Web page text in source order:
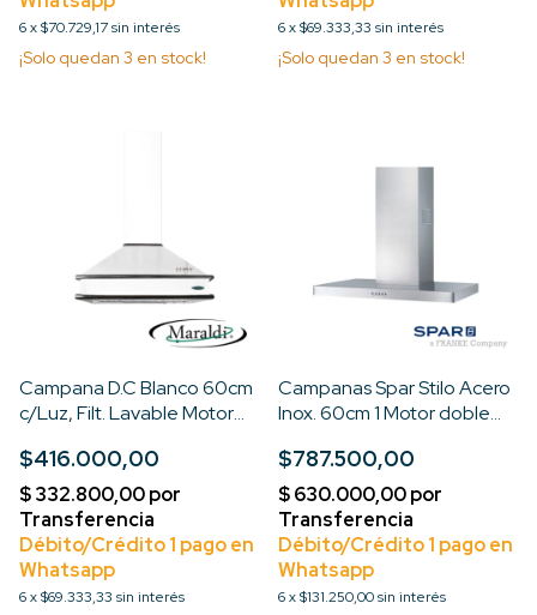
6x$70.729,17sin interés
¡Solo quedan 3 en stock!
6x$69.333,33 sin interés
¡Solo quedan 3 en stock!
Campana D.C Blanco 60cm
c/Luz, Filt. Lavable Motor
$416.000,00
6x$69.333,33 sin interés
Campanas Spar Stilo Acero
Inox. 60cm 1 Motor doble
LED
$787.500,00
6x$131.250,00sin interés